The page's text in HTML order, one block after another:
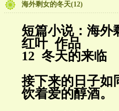
海外剩女的冬天(12)
短篇小说：海外
红叶 作品
12 冬天的来临
接下来的日子如
饮着爱的醇酒。